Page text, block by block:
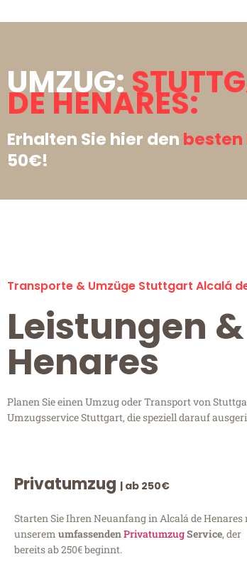
UMZUG:
DE HENARES:
Erhalten Sie hier den besten
50€!
Transporte & Umzüge Stuttgart Alcalá
Leistungen
Henares
Planen Sie einen Umzug oder Transport von
Umzugsservice Stuttgart, die speziell darauf
Privatumzug | ab 250€
Starten Sie Ihren Neuanfang in Alcalá de Henares
unserem umfassendenPrivatumzugService, der
bereits ab 250€ beginnt.